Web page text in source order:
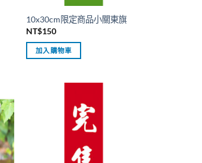
10x30cm限定商品小關東旗
NT$150
加入購物車